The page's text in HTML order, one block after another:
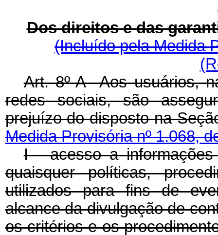
Dos direitos e das
(Incluído pela Medida
Art. 8º-A Aos usuários,
redes sociais, são
prejuízo do disposto na
Medida Provisória nº 1.068,
I - acesso a
quaisquer políticas,
utilizados para fins de
alcance da divulgação de
os critérios e os